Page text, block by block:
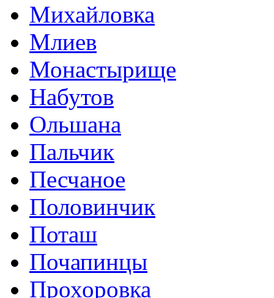
Михайловка
Млиев
Монастырище
Набутов
Ольшана
Пальчик
Песчаное
Половинчик
Поташ
Почапинцы
Прохоровка